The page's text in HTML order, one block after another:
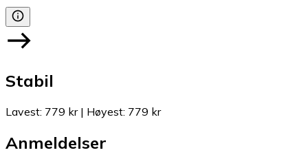
Stabil
Lavest: 779 kr| Høyest: 779 kr
Anmeldelser